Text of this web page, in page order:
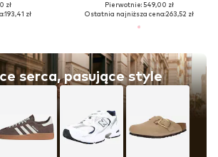
zł
193,41 zł
serca, pasujące style
Pierwotnie: 549,00 zł
Ostatnia najniższa cena:263,52 zł